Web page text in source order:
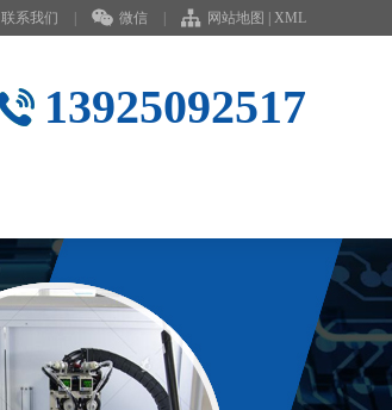
联系我们 微信 网站地图 XML
13925092517